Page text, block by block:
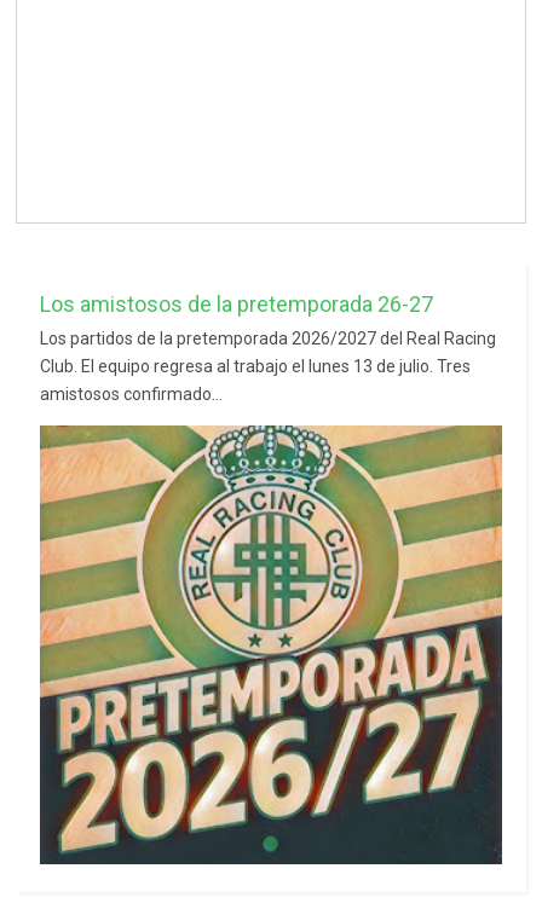
Los amistosos de la pretemporada 26-27
Los partidos de la pretemporada 2026/2027 del Real Racing
Club. El equipo regresa al trabajo el lunes 13 de julio. Tres
amistosos confirmado...